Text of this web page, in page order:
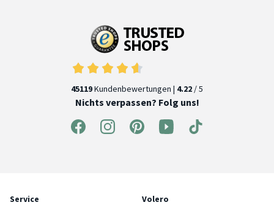
45119Kundenbewertungen | 4.22 / 5
Nichts verpassen? Folg uns!
Service Volero